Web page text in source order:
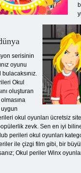
serisinin
oyunu
Okul
oluşturan
okul oyunları ücretsiz
zevk. Sen en iyi
perileri okul oyunları
ile çizgi film gibi, bir
Okul periler Winx